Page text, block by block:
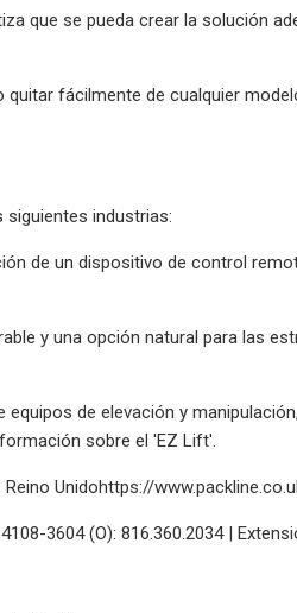
que se pueda crear la solución
fácilmente de cualquier
siguientes industrias:
de un dispositivo de control
y una opción natural para las
de elevación y
sobre el 'EZ Lift'.
Unidohttps://
3604 (O): 816.360.2034 |